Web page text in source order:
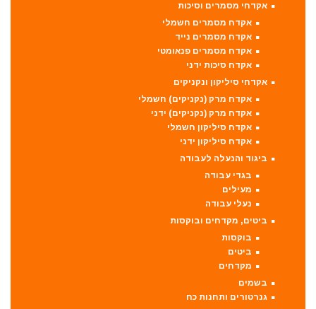
אקדחי מסמרים וסיכות
אקדח מסמרים חשמלי
אקדח מסמרים נייד
אקדח מסמרים פנאומטי
אקדח סיכות ידני
אקדחי סיליקון ונקניקים
אקדח מרק (נקניקים) חשמלי
אקדח מרק (נקניקים) ידני
אקדח סיליקון חשמלי
אקדח סיליקון ידני
ביגוד והנעלה לעבודה
בגדי עבודה
מעילים
נעלי עבודה
ביטים, מקדחים ובוקסות
בוקסות
ביטים
מקדחים
בשמים
גנרטורים ותחנות כח